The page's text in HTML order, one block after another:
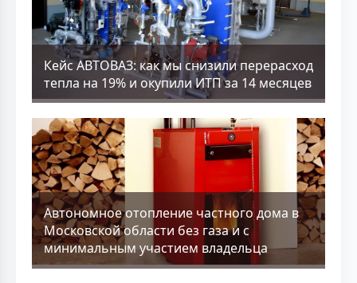
Кейс АВТОВАЗ: как мы снизили перерасход
тепла на 19% и окупили ИТП за 14 месяцев
Aвтономное отопление частного дома в
Московской области без газа и с
минимальным участием владельца